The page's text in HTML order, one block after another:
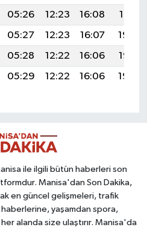
05:26 12:23 16:08
19:10
05:27 12:23 16:07
19:08
05:28 12:22 16:06
19:07
05:29 12:22 16:06 19:05
ile ilgili bütün haberleri son
Manisa'dan Son Dakika,
en güncel gelişmeleri, trafik
yaşamdan spora,
alanda size ulaştırır. Manisa'da